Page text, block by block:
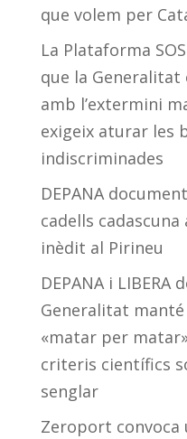
que volem per
La Plataforma
que la Generalitat
amb l’extermini
exigeix aturar les
indiscriminades
DEPANA
cadells cadascuna
inèdit al Pirineu
DEPANA i LIBERA
Generalitat
«matar per
criteris científics
senglar
Zeroport convoca